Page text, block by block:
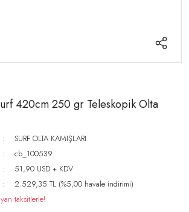
420cm 250 gr Teleskopik Olta
SURF OLTA KAMIŞLARI
cb_100539
51,90 USD + KDV
2.529,35 TL (%5,00 havale indirimi)
taksitlerle!